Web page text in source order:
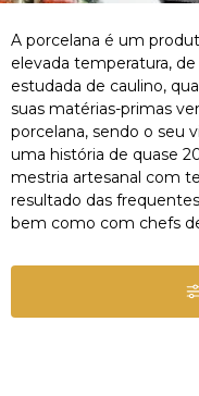
A porcelana é um
elevada temperatura,
estudada de caulino,
suas matérias-primas
porcelana, sendo o seu
uma história de quase
mestria artesanal com
resultado das
bem como com chefs